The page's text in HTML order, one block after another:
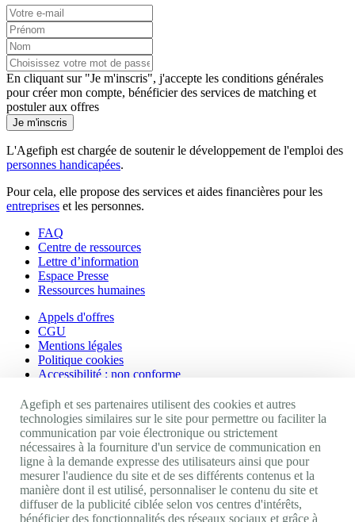
En cliquant sur "Je m'inscris", j'accepte les conditions générales
pour créer mon compte, bénéficier des services de matching et
postuler aux offres
Je m'inscris
L'Agefiph est chargée de soutenir le développement de l'emploi des
personnes handicapées.
Pour cela, elle propose des services et aides financières pour les
entreprises et les personnes.
FAQ
Centre de ressources
Lettre d’information
Espace Presse
Ressources humaines
Appels d'offres
CGU
Mentions légales
Politique cookies
Accessibilité : non conforme
Nos autres sites
Site portail Agefiph
Activateur de progrès
Handinnov
Innovation et recherche
Université du RRH
Service AppuiPro
Agefiph et ses partenaires utilisent des cookies et autres
technologies similaires sur le site pour permettre ou faciliter la
communication par voie électronique ou strictement
nécessaires à la fourniture d'un service de communication en
ligne à la demande expresse des utilisateurs ainsi que pour
mesurer l'audience du site et de ses différents contenus et la
manière dont il est utilisé, personnaliser le contenu du site et
diffuser de la publicité ciblée selon vos centres d'intérêts,
bénéficier des fonctionnalités des réseaux sociaux et grâce à